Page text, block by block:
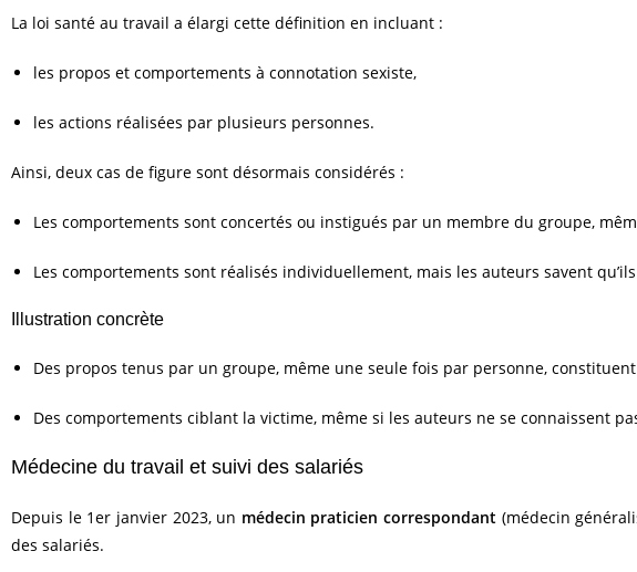
La loi santé au travail a élargi cette définition en incluant :
les propos et comportements à connotation sexiste,
les actions réalisées par plusieurs personnes.
Ainsi, deux cas de figure sont désormais considérés :
Les comportements sont concertés ou instigués par un membre du groupe,
Les comportements sont réalisés individuellement, mais les auteurs savent
Illustration concrète
Des propos tenus par un groupe, même une seule fois par personne,
Des comportements ciblant la victime, même si les auteurs ne se connaissent
Médecine du travail et suivi des salariés
Depuis le 1er janvier 2023, un médecin praticien correspondant (médecin
des salariés.